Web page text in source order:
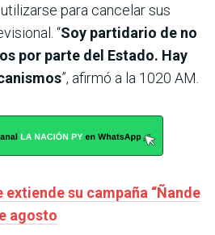
para cancelar sus
“Soy partidario de no
por parte del Estado. Hay
”, afirmó a la 1020 AM.
extiende su campaña “Ñande
agosto